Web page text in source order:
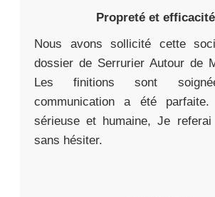
Propreté et
Nous avons sollicité cette
dossier de Serrurier Autour de
Les finitions sont
communication a été
sérieuse et humaine, Je
sans hésiter.